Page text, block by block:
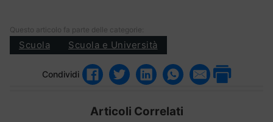
Questo articolo fa parte delle categorie:
Scuola Scuola e Università
Condividi
Articoli Correlati